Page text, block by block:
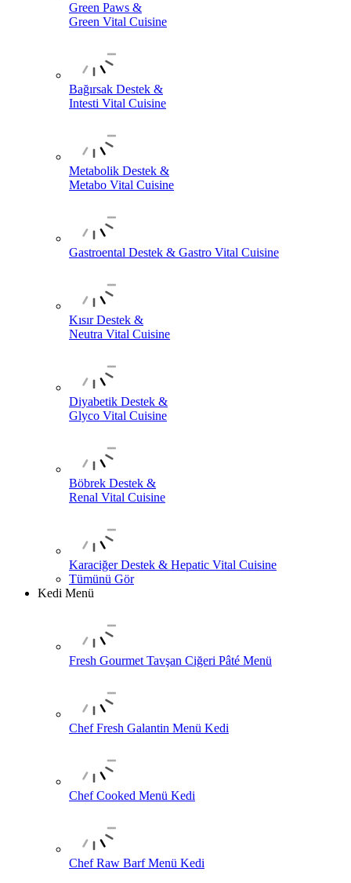
Green Paws &
Green Vital Cuisine
Bağırsak Destek &
Intesti Vital Cuisine
Metabolik Destek &
Metabo Vital Cuisine
Gastroental Destek & Gastro Vital Cuisine
Kısır Destek &
Neutra Vital Cuisine
Diyabetik Destek &
Glyco Vital Cuisine
Böbrek Destek &
Renal Vital Cuisine
Karaciğer Destek & Hepatic Vital Cuisine
Tümünü Gör
Kedi Menü
Fresh Gourmet Tavşan Ciğeri Pâté Menü
Chef Fresh Galantin Menü Kedi
Chef Cooked Menü Kedi
Chef Raw Barf Menü Kedi